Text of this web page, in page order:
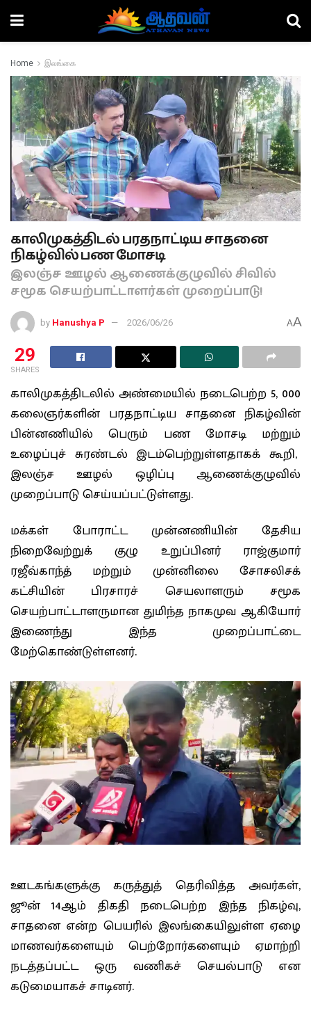
Home இலங்கை
காலிமுகத்திடல் பரதநாட்டிய சாதனை
நிகழ்வில் பண மோசடி
இலஞ்ச ஊழல் ஆணைக்குழுவில் சிவில்
சமூக செயற்பாட்டாளர்கள் முறைப்பாடு!
by Hanushya P 2026/06/26 AA
29
SHARES
காலிமுகத்திடலில் அண்மையில் நடைபெற்ற 5, 000
கலைஞர்களின் பரதநாட்டிய சாதனை நிகழ்வின்
பின்னணியில் பெரும் பண மோசடி மற்றும்
உழைப்புச் சுரண்டல் இடம்பெற்றுள்ளதாகக் கூறி,
இலஞ்ச ஊழல் ஒழிப்பு ஆணைக்குழுவில்
முறைப்பாடு செய்யப்பட்டுள்ளது.
மக்கள் போராட்ட முன்னணியின் தேசிய
நிறைவேற்றுக் குழு உறுப்பினர் ராஜ்குமார்
ரஜீவ்காந்த் மற்றும் முன்னிலை சோசலிசக்
கட்சியின் பிரசாரச் செயலாளரும் சமூக
செயற்பாட்டாளருமான துமிந்த நாகமுவ ஆகியோர்
இணைந்து இந்த முறைப்பாட்டை
மேற்கொண்டுள்ளனர்.
ஊடகங்களுக்கு கருத்துத் தெரிவித்த அவர்கள்,
ஜூன் 14ஆம் திகதி நடைபெற்ற இந்த நிகழ்வு,
சாதனை என்ற பெயரில் இலங்கையிலுள்ள ஏழை
மாணவர்களையும் பெற்றோர்களையும் ஏமாற்றி
நடத்தப்பட்ட ஒரு வணிகச் செயல்பாடு என
கடுமையாகச் சாடினர்.